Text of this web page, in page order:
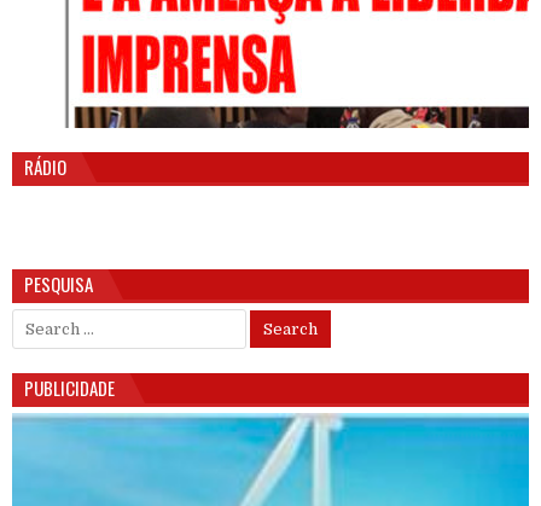
RÁDIO
PESQUISA
Search for:
PUBLICIDADE